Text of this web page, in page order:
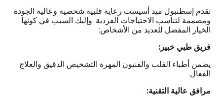
تقدم إسطنبول ميد أسيست رعاية قلبية شخصية وعالية الجودة
ومصممة لتناسب الاحتياجات الفردية. وإليك السبب في كونها
الخيار المفضل للعديد من الأشخاص:
فريق طبي خبير:
يضمن أطباء القلب والفنيون المهرة التشخيص الدقيق والعلاج
الفعال.
مرافق عالية التقنية: